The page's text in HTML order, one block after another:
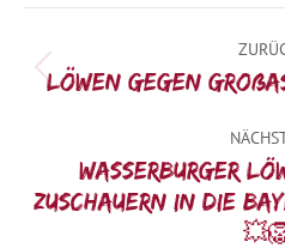
Löwen gegen
WASSERBURGER
ZUSCHAUERN IN DIE